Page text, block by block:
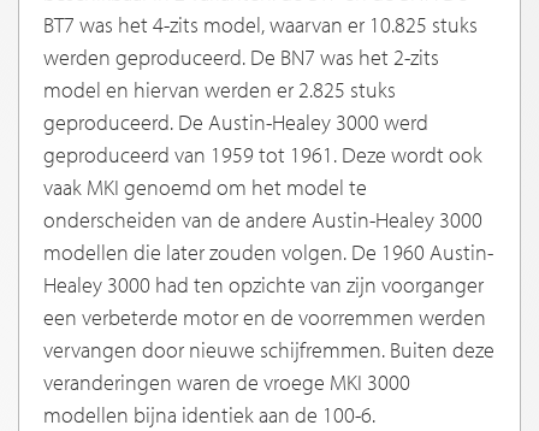
BT7 was het 4-zits model, waarvan er 10.825 stuks
werden geproduceerd. De BN7 was het 2-zits
model en hiervan werden er 2.825 stuks
geproduceerd. De Austin-Healey 3000 werd
geproduceerd van 1959 tot 1961. Deze wordt ook
vaak MKI genoemd om het model te
onderscheiden van de andere Austin-Healey 3000
modellen die later zouden volgen. De 1960 Austin-
Healey 3000 had ten opzichte van zijn voorganger
een verbeterde motor en de voorremmen werden
vervangen door nieuwe schijfremmen. Buiten deze
veranderingen waren de vroege MKI 3000
modellen bijna identiek aan de 100-6.